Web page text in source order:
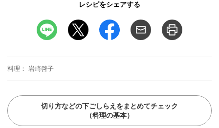
レシピをシェアする
料理 岩崎啓子
切り方などの下ごしらえをまとめてチェック
（料理の基本）